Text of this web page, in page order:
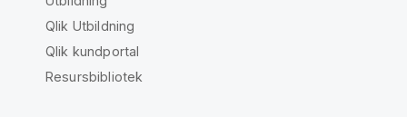
Qlik Utbildning
Qlik kundportal
Resursbibliotek